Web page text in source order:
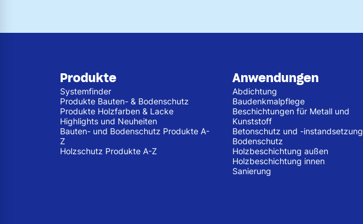
Produkte
Systemfinder
Produkte Bauten- & Bodenschutz
Produkte Holzfarben & Lacke
Highlights und Neuheiten
Bauten- und Bodenschutz Produkte A-
Z
Holzschutz Produkte A-Z
Anwendungen
Abdichtung
Baudenkmalpflege
Beschichtungen für Metall und
Kunststoff
Betonschutz und -instandsetzung
Bodenschutz
Holzbeschichtung außen
Holzbeschichtung innen
Sanierung